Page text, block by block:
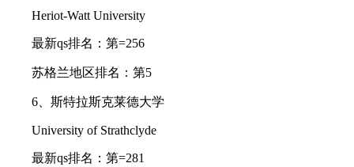
Heriot-Watt University
最新qs排名：第=256
苏格兰地区排名：第5
6、斯特拉斯克莱德大学
University of Strathclyde
最新qs排名：第=281